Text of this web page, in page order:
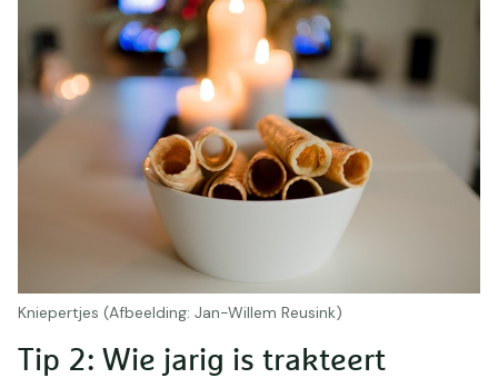
Tip 2: Wie jarig is trakteert
Kniepertjes (Afbeelding: Jan-Willem Reusink)